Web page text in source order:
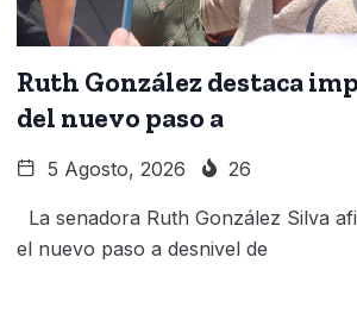
Ruth González destaca
del nuevo paso a
5 Agosto, 2026 26
La senadora Ruth González Silva
el nuevo paso a desnivel de